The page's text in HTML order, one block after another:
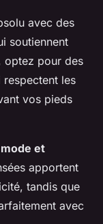
avec des
soutiennent
optez pour des
les
vos pieds
mode et
apportent
tandis que
avec